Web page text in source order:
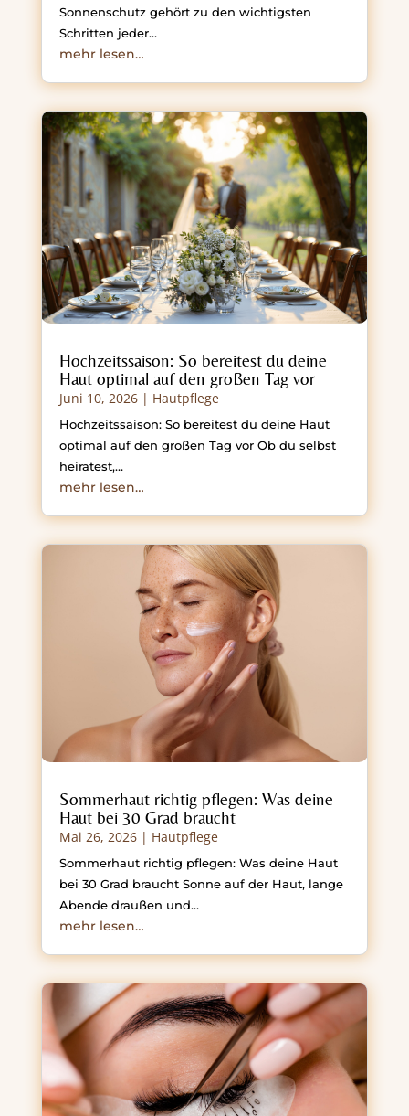
Sonnenschutz gehört zu den wichtigsten
Schritten jeder…
mehr lesen…
Hochzeitssaison: So bereitest du deine
Haut optimal auf den großen Tag vor
Juni 10, 2026| Hautpflege
Hochzeitssaison: So bereitest du deine Haut
optimal auf den großen Tag vor Ob du selbst
heiratest,…
mehr lesen…
Sommerhaut richtig pflegen: Was deine
Haut bei 30 Grad braucht
Mai 26, 2026| Hautpflege
Sommerhaut richtig pflegen: Was deine Haut
bei 30 Grad braucht Sonne auf der Haut, lange
Abende draußen und…
mehr lesen…